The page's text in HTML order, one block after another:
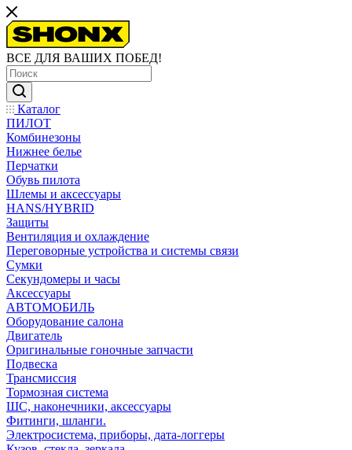
ВСЕ ДЛЯ ВАШИХ ПОБЕД!
Каталог
ПИЛОТ
Комбинезоны
Нижнее белье
Перчатки
Обувь пилота
Шлемы и аксессуары
HANS/HYBRID
Защиты
Вентиляция и охлаждение
Переговорные устройства и системы связи
Сумки
Секундомеры и часы
Аксессуары
АВТОМОБИЛЬ
Оборудование салона
Двигатель
Оригинальные гоночные запчасти
Подвеска
Трансмиссия
Тормозная система
ШС, наконечники, аксессуары
Фитинги, шланги.
Электросистема, приборы, дата-логгеры